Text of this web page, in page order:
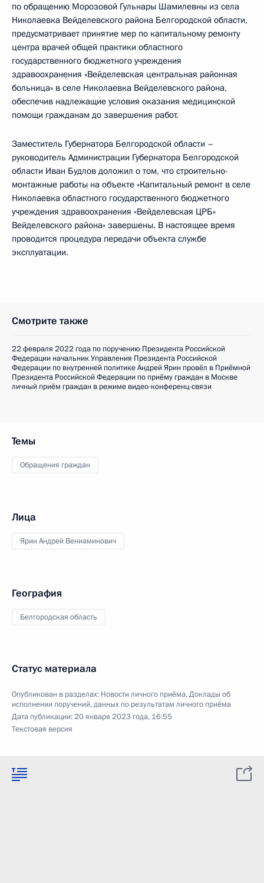
по обращению Морозовой Гульнары Шамилевны из села
Николаевка Вейделевского района Белгородской области,
предусматривает принятие мер по капитальному ремонту
центра врачей общей практики областного
государственного бюджетного учреждения
здравоохранения «Вейделевская центральная районная
больница» в селе Николаевка Вейделевского района,
обеспечив надлежащие условия оказания медицинской
помощи гражданам до завершения работ.
Заместитель Губернатора Белгородской области –
руководитель Администрации Губернатора Белгородской
области Иван Будлов доложил о том, что строительно-
монтажные работы на объекте «Капитальный ремонт в селе
Николаевка областного государственного бюджетного
учреждения здравоохранения «Вейделевская ЦРБ»
Вейделевского района» завершены. В настоящее время
проводится процедура передачи объекта службе
эксплуатации.
Смотрите также
22 февраля 2022 года по поручению Президента Российской
Федерации начальник Управления Президента Российской
Федерации по внутренней политике Андрей Ярин провёл в Приёмной
Президента Российской Федерации по приёму граждан в Москве
личный приём граждан в режиме видео-конференц-связи
Темы
Обращения граждан
Лица
Ярин Андрей Вениаминович
География
Белгородская область
Статус материала
Опубликован в разделах: Новости личного приёма,Доклады об
исполнении поручений, данных по результатам личного приёма
Дата публикации:20 января 2023 года, 16:55
Текстовая версия